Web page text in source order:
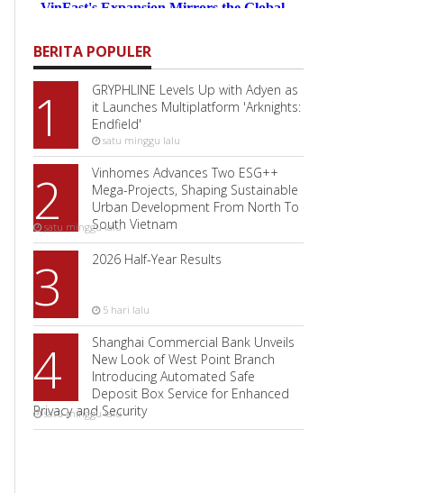
BERITA POPULER
1
GRYPHLINE Levels Up with Adyen as
it Launches Multiplatform 'Arknights:
Endfield'
satu minggu lalu
2
Vinhomes Advances Two ESG++
Mega-Projects, Shaping Sustainable
Urban Development From North To
South Vietnam
satu minggu lalu
3 2026 Half-Year Results
5 hari lalu
4
Shanghai Commercial Bank Unveils
New Look of West Point Branch
Introducing Automated Safe
Deposit Box Service for Enhanced
Privacy and Security
satu minggu lalu